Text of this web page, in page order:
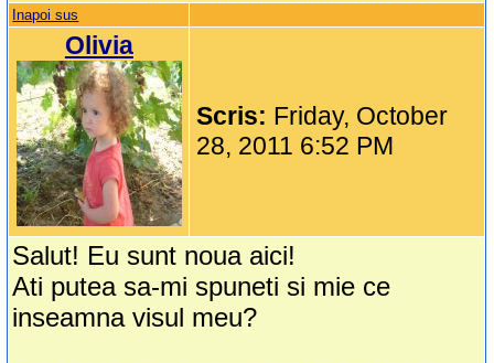
Inapoi sus
Olivia
Scris: Friday, October
28, 2011 6:52 PM
Salut! Eu sunt noua aici!
Ati putea sa-mi spuneti si mie ce
inseamna visul meu?